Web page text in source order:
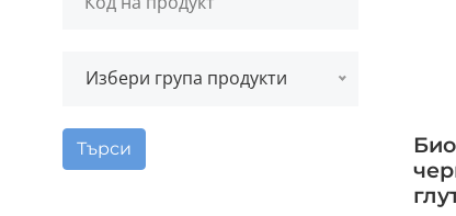
Избери група продукти
Търси